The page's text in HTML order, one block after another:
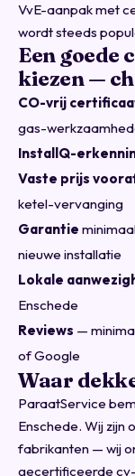
VvE-aanpak met
wordt steeds
Een goede
kiezen —
CO-vrij
gas-
InstallQ-
Vaste prijs
ketel-vervanging
Garantie
nieuwe installatie
Lokale
Enschede
Reviews —
of Google
Waar
ParaatService
Enschede. Wij zijn
fabrikanten — wij
gecertificeerde